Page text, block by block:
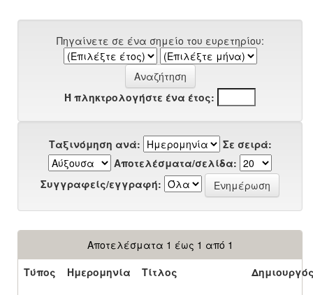
Πηγαίνετε σε ένα σημείο του ευρετηρίου:
Ή πληκτρολογήστε ένα έτος:
Ταξινόμηση ανά:
Σε σειρά:
Αποτελέσματα/σελίδα:
Συγγραφείς/εγγραφή:
Αποτελέσματα 1 έως 1 από 1
Τύπος
Ημερομηνία Τίτλος